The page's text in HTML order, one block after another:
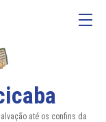
até os confins da